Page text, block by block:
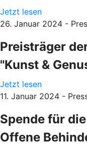
Jetzt lesen
26. Januar 2024 -
Preisträger
"Kunst &
Jetzt lesen
11. Januar 2024 -
Spende für
Offene